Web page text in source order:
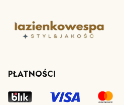
PŁATNOŚCI